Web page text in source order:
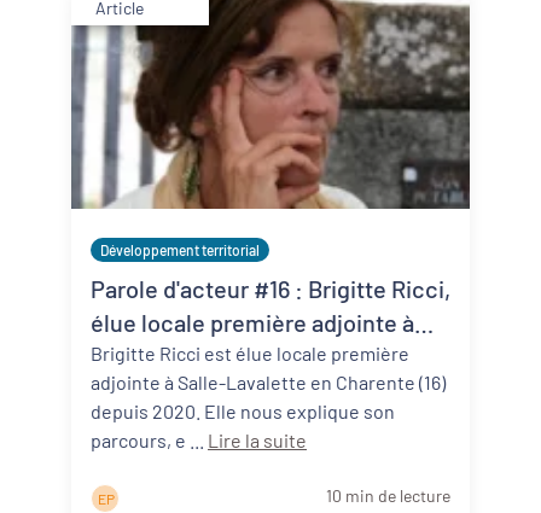
Article
Développement territorial
Parole d'acteur #16 : Brigitte Ricci,
élue locale première adjointe à
Salles-Lavalette (16)
Brigitte Ricci est élue locale première
adjointe à Salle-Lavalette en Charente (16)
depuis 2020. Elle nous explique son
Lire la suite
E P
10 min de lecture